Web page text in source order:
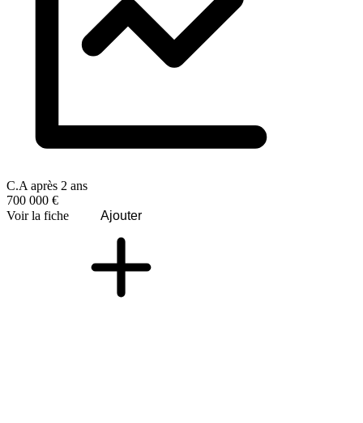
C.A après 2 ans
700 000 €
Voir la fiche
Ajouter